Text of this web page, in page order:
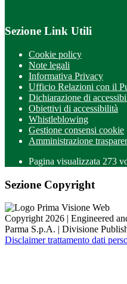
Sezione Link Utili
Cookie policy
Note legali
Informativa Privacy
Ufficio Relazioni con il
Dichiarazione di
Obiettivi di accessibilità
Whistleblowing
Gestione consensi cookie
Amministrazione
Pagina visualizzata 273
Sezione Copyright
Copyright 2026 | Engineered
Parma S.p.A. | Divisione
Disclaimer trattamento dati